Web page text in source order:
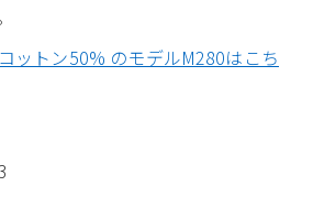
ットン50% のモデルM280はこち